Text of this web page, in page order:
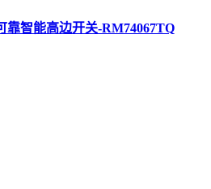
靠智能高边开关-RM74067TQ